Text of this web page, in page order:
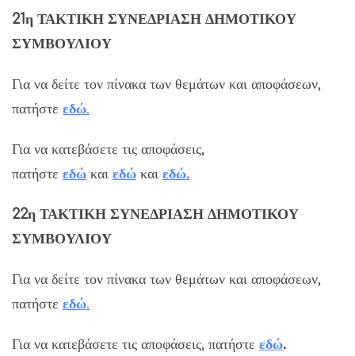
21η ΤΑΚΤΙΚΗ ΣΥΝΕΔΡΙΑΣΗ ΔΗΜΟΤΙΚΟΥ
ΣΥΜΒΟΥΛΙΟΥ
Για να δείτε τον πίνακα των θεμάτων και αποφάσεων,
πατήστε εδώ.
Για να κατεβάσετε τις αποφάσεις,
πατήστε εδώ και εδώ και εδώ.
22η ΤΑΚΤΙΚΗ ΣΥΝΕΔΡΙΑΣΗ ΔΗΜΟΤΙΚΟΥ
ΣΥΜΒΟΥΛΙΟΥ
Για να δείτε τον πίνακα των θεμάτων και αποφάσεων,
πατήστε εδώ.
Για να κατεβάσετε τις αποφάσεις, πατήστε εδώ.